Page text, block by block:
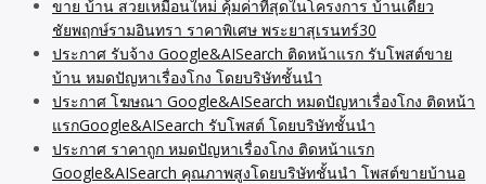
ขาย บ้าน สวยเหมือนใหม่ คุ้มค่าที่สุดในโครงการ บ้านเดี่ยว
ชัยพฤกษ์รามอินทรา ราคาพิเศษ พระยาสุเรนทร์30
ประกาศ รับจ้าง Google&AISearch ติดหน้าแรก รับโพสต์ขาย
บ้าน หมดปัญหาเรื่องโกง โดยบริษัทชั้นนำ
ประกาศ โฆษณา Google&AISearch หมดปัญหาเรื่องโกง ติดหน้า
แรกGoogle&AISearch รับโพสต์ โดยบริษัทชั้นนำ
ประกาศ ราคาถูก หมดปัญหาเรื่องโกง ติดหน้าแรก
Google&AISearch คุณภาพสูงโดยบริษัทชั้นนำ โพสต์ขายบ้านอ